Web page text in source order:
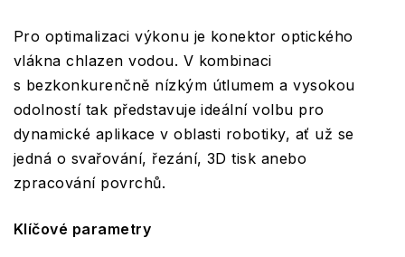
Pro optimalizaci výkonu je konektor optického
vlákna chlazen vodou. V kombinaci
s bezkonkurenčně nízkým útlumem a vysokou
odolností tak představuje ideální volbu pro
dynamické aplikace v oblasti robotiky, ať už se
jedná o svařování, řezání, 3D tisk anebo
zpracování povrchů.
Klíčové parametry